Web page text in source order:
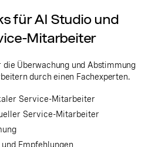
für AI Studio und
Mitarbeiter
die Überwachung und Abstimmung
durch einen Fachexperten.
Service-Mitarbeiter
Service-Mitarbeiter
Empfehlungen